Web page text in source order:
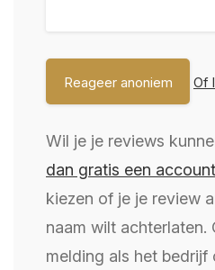
Of
Wil je je reviews
dan gratis een
kiezen of je je review
naam wilt achterlaten.
melding als het bedrijf